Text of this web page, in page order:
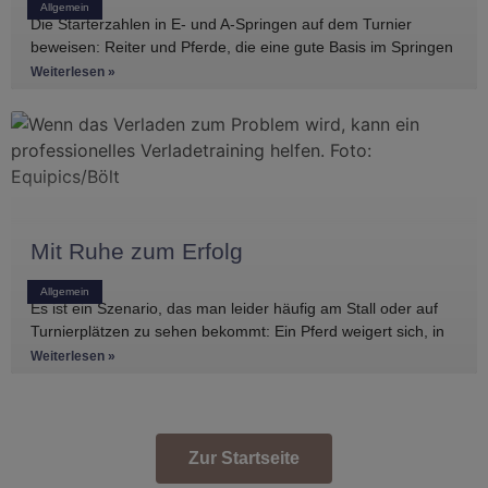
Allgemein
Die Starterzahlen in E- und A-Springen auf dem Turnier
beweisen: Reiter und Pferde, die eine gute Basis im Springen
haben, gibt es
Weiterlesen »
Allgemein
Mit Ruhe zum Erfolg
Es ist ein Szenario, das man leider häufig am Stall oder auf
Turnierplätzen zu sehen bekommt: Ein Pferd weigert sich, in
den Anhänger zu
Weiterlesen »
Zur Startseite